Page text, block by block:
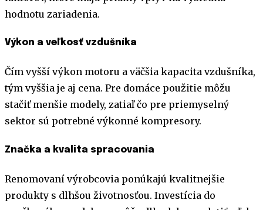
hodnotu zariadenia.
Výkon a veľkosť vzdušníka
Čím vyšší výkon motoru a väčšia kapacita vzdušníka,
tým vyššia je aj cena. Pre domáce použitie môžu
stačiť menšie modely, zatiaľ čo pre priemyselný
sektor sú potrebné výkonné kompresory.
Značka a kvalita spracovania
Renomovaní výrobcovia ponúkajú kvalitnejšie
produkty s dlhšou životnosťou. Investícia do